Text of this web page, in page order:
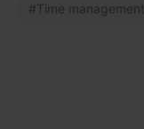
Time management